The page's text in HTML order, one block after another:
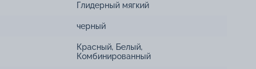
Глидерный мягкий
черный
Красный, Белый,
Комбинированный